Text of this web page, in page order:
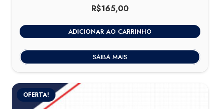
R$165,00
ADICIONAR AO CARRINHO
SAIBA MAIS
OFERTA!